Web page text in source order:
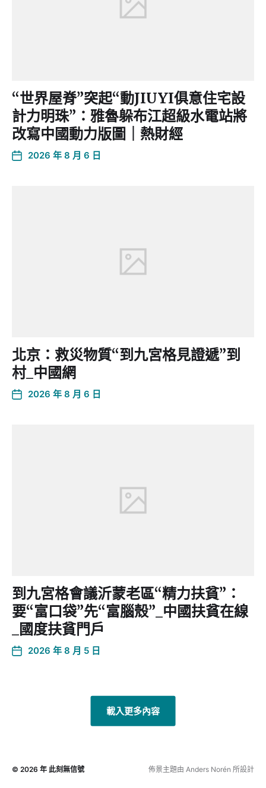
“世界屋脊”突起“動JIUYI俱意住宅設
計力明珠”：雅魯躲布江超級水電站將
改寫中國動力版圖｜熱財經
2026 年 8 月 6 日
北京：救災物質“到九宮格見證遞”到
村_中國網
2026 年 8 月 6 日
到九宮格會議沂蒙老區“精力扶貧”：
要“富口袋”先“富腦殼”_中國扶貧在線
_國度扶貧門戶
2026 年 8 月 5 日
載入更多內容
© 2026 年 此刻無信號 佈景主題由 Anders Norén 所設計